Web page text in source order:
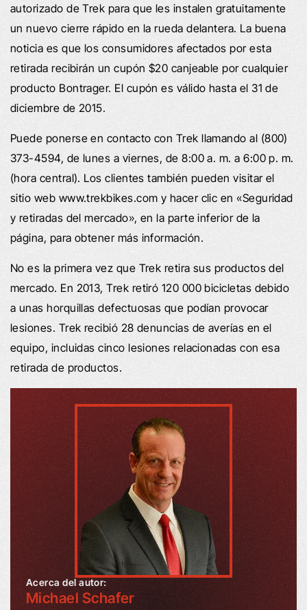
autorizado de Trek para que les instalen gratuitamente
un nuevo cierre rápido en la rueda delantera. La buena
noticia es que los consumidores afectados por esta
retirada recibirán un cupón $20 canjeable por cualquier
producto Bontrager. El cupón es válido hasta el 31 de
diciembre de 2015.
Puede ponerse en contacto con Trek llamando al (800)
373-4594, de lunes a viernes, de 8:00 a. m. a 6:00 p. m.
(hora central). Los clientes también pueden visitar el
sitio web www.trekbikes.com y hacer clic en «Seguridad
y retiradas del mercado», en la parte inferior de la
página, para obtener más información.
No es la primera vez que Trek retira sus productos del
mercado. En 2013, Trek retiró 120 000 bicicletas debido
a unas horquillas defectuosas que podían provocar
lesiones. Trek recibió 28 denuncias de averías en el
equipo, incluidas cinco lesiones relacionadas con esa
retirada de productos.
Acerca del autor:
Michael Schafer